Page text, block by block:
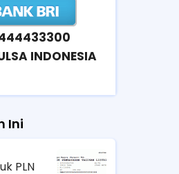
INDONESIA
Ini
PLN